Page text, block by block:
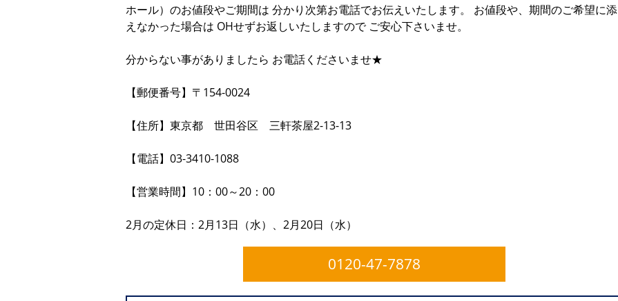
ホール）のお値段やご期間は 分かり次第お電話でお伝えいたします。 お値段や、期間のご希望に添
えなかった場合は OHせずお返しいたしますので ご安心下さいませ。
分からない事がありましたら お電話くださいませ★
【郵便番号】〒154-0024
【住所】東京都 世田谷区 三軒茶屋2-13-13
【電話】03-3410-1088
【営業時間】10：00～20：00
2月の定休日：2月13日（水）、2月20日（水）
0120-47-7878